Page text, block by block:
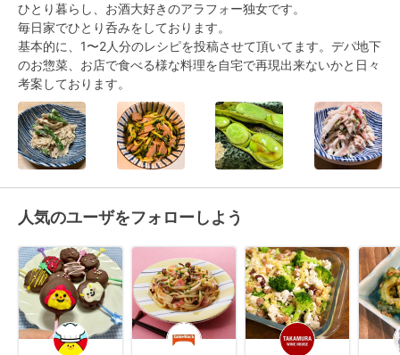
ひとり暮らし、お酒大好きのアラフォー独女です。
毎日家でひとり呑みをしております。
基本的に、1〜2人分のレシピを投稿させて頂いてます。デパ地下
のお惣菜、お店で食べる様な料理を自宅で再現出来ないかと日々
考案しております。
人気のユーザをフォローしよう